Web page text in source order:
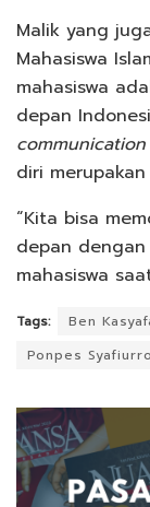
Malik yang
Mahasiswa
mahasiswa
depan
diri
“Kita bisa
depan
mahasiswa
Tags: Ben
Ponpes